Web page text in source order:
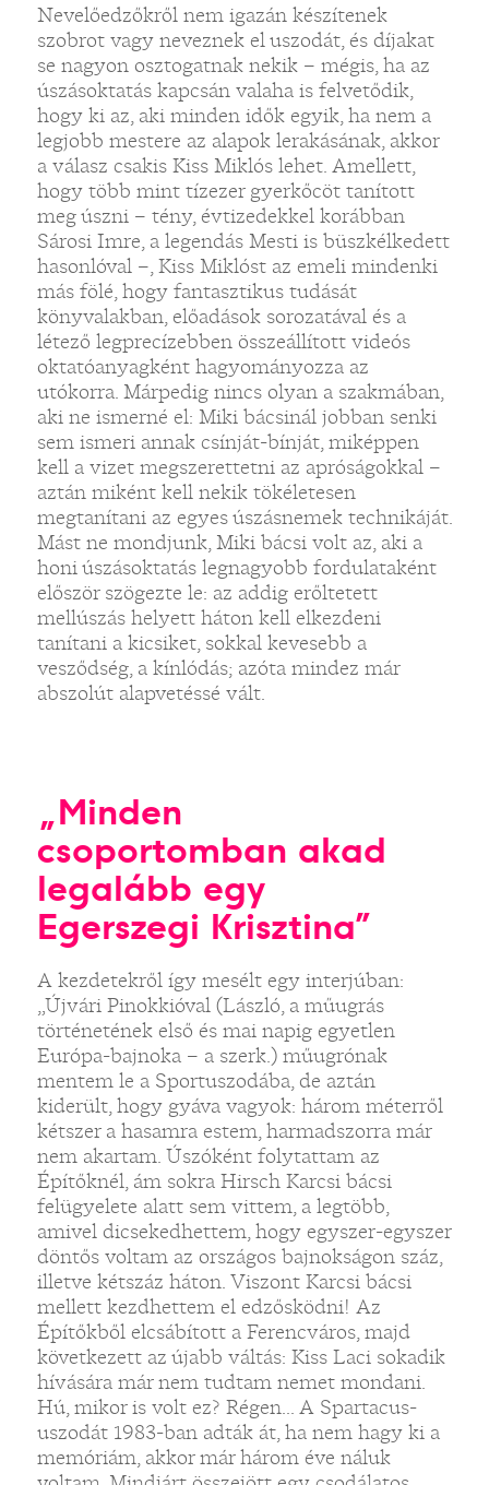
Nevelőedzőkről nem igazán készítenek
szobrot vagy neveznek el uszodát, és díjakat
se nagyon osztogatnak nekik – mégis, ha az
úszásoktatás kapcsán valaha is felvetődik,
hogy ki az, aki minden idők egyik, ha nem a
legjobb mestere az alapok lerakásának, akkor
a válasz csakis Kiss Miklós lehet. Amellett,
hogy több mint tízezer gyerkőcöt tanított
meg úszni – tény, évtizedekkel korábban
Sárosi Imre, a legendás Mesti is büszkélkedett
hasonlóval –, Kiss Miklóst az emeli mindenki
más fölé, hogy fantasztikus tudását
könyvalakban, előadások sorozatával és a
létező legprecízebben összeállított videós
oktatóanyagként hagyományozza az
utókorra. Márpedig nincs olyan a szakmában,
aki ne ismerné el: Miki bácsinál jobban senki
sem ismeri annak csínját-bínját, miképpen
kell a vizet megszerettetni az apróságokkal –
aztán miként kell nekik tökéletesen
megtanítani az egyes úszásnemek technikáját.
Mást ne mondjunk, Miki bácsi volt az, aki a
honi úszásoktatás legnagyobb fordulataként
először szögezte le: az addig erőltetett
mellúszás helyett háton kell elkezdeni
tanítani a kicsiket, sokkal kevesebb a
vesződség, a kínlódás; azóta mindez már
abszolút alapvetéssé vált.
„Minden
csoportomban akad
legalább egy
Egerszegi Krisztina”
A kezdetekről így mesélt egy interjúban:
„Újvári Pinokkióval (László, a műugrás
történetének első és mai napig egyetlen
Európa-bajnoka – a szerk.) műugrónak
mentem le a Sportuszodába, de aztán
kiderült, hogy gyáva vagyok: három méterről
kétszer a hasamra estem, harmadszorra már
nem akartam. Úszóként folytattam az
Építőknél, ám sokra Hirsch Karcsi bácsi
felügyelete alatt sem vittem, a legtöbb,
amivel dicsekedhettem, hogy egyszer-egyszer
döntős voltam az országos bajnokságon száz,
illetve kétszáz háton. Viszont Karcsi bácsi
mellett kezdhettem el edzősködni! Az
Építőkből elcsábított a Ferencváros, majd
következett az újabb váltás: Kiss Laci sokadik
hívására már nem tudtam nemet mondani.
Hú, mikor is volt ez? Régen... A Spartacus-
uszodát 1983-ban adták át, ha nem hagy ki a
memóriám, akkor már három éve náluk